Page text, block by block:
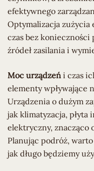
efektywnego
Optymalizacja zużycia
czas bez konieczności
źródeł zasilania i
Moc urządzeń i czas
elementy wpływające
Urządzenia o dużym
jak klimatyzacja,
elektryczny, znacząco
Planując podróż,
jak długo będziemy